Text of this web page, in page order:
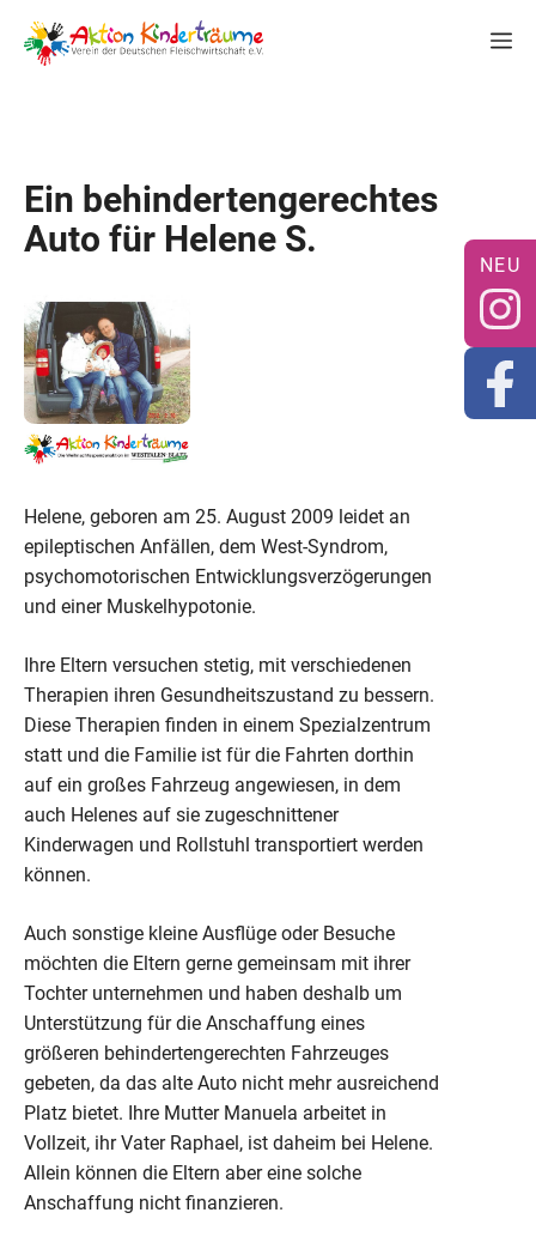
Inhalt
springen
Ein behindertengerechtes
Auto für Helene S.
Helene, geboren am 25. August 2009 leidet an
epileptischen Anfällen, dem West-Syndrom,
psychomotorischen Entwicklungsverzögerungen
und einer Muskelhypotonie.
Ihre Eltern versuchen stetig, mit verschiedenen
Therapien ihren Gesundheitszustand zu bessern.
Diese Therapien finden in einem Spezialzentrum
statt und die Familie ist für die Fahrten dorthin
auf ein großes Fahrzeug angewiesen, in dem
auch Helenes auf sie zugeschnittener
Kinderwagen und Rollstuhl transportiert werden
können.
Auch sonstige kleine Ausflüge oder Besuche
möchten die Eltern gerne gemeinsam mit ihrer
Tochter unternehmen und haben deshalb um
Unterstützung für die Anschaffung eines
größeren behindertengerechten Fahrzeuges
gebeten, da das alte Auto nicht mehr ausreichend
Platz bietet. Ihre Mutter Manuela arbeitet in
Vollzeit, ihr Vater Raphael, ist daheim bei Helene.
Allein können die Eltern aber eine solche
Anschaffung nicht finanzieren.